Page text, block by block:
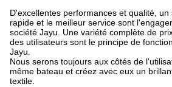
D'excellentes performances et qualité,
rapide et le meilleur service sont
société Jayu. Une variété complète de
des utilisateurs sont le principe de
Jayu.
Nous serons toujours aux côtés de
même bateau et créez avec eux un
textile.